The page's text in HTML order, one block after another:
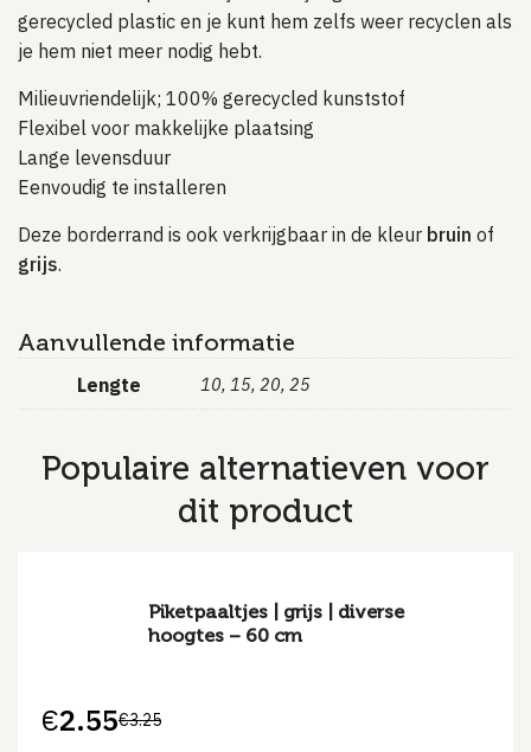
gerecycled plastic en je kunt hem zelfs weer recyclen als
je hem niet meer nodig hebt.
Milieuvriendelijk; 100% gerecycled kunststof
Flexibel voor makkelijke plaatsing
Lange levensduur
Eenvoudig te installeren
Deze borderrand is ook verkrijgbaar in de kleur bruin of
grijs.
Aanvullende informatie
Lengte 10, 15, 20, 25
Populaire alternatieven voor
dit product
Piketpaaltjes | grijs | diverse
hoogtes – 60 cm
€3.25
Oorspronkelijke
€2.55
Huidige